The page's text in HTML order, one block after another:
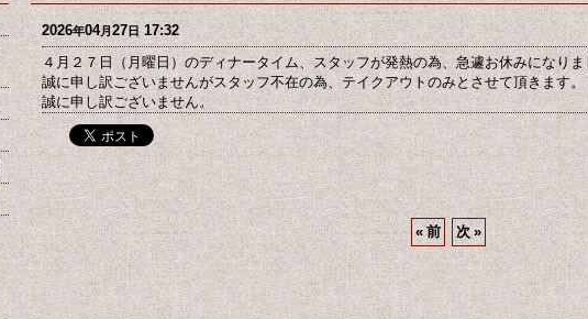
2026年04月27日 17:32
４月２７日（月曜日）のディナータイム、スタッフが発熱の為、急遽お休みになりま
誠に申し訳ございませんがスタッフ不在の為、テイクアウトのみとさせて頂きます。
誠に申し訳ございません。
« 前 次 »